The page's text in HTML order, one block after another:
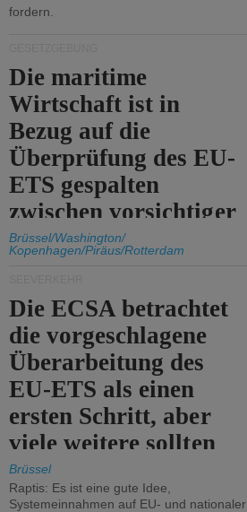
fordern.
Die maritime
Wirtschaft ist in
Bezug auf die
Überprüfung des EU-
ETS gespalten
zwischen vorsichtiger
Unterstützung und
Kritik.
Brüssel/Washington/
Kopenhagen/Piräus/Rotterdam
Die ECSA betrachtet
die vorgeschlagene
Überarbeitung des
EU-ETS als einen
ersten Schritt, aber
viele weitere sollten
folgen.
Brüssel
Raptis: Es ist eine gute Idee,
Systemeinnahmen auf EU- und nationaler